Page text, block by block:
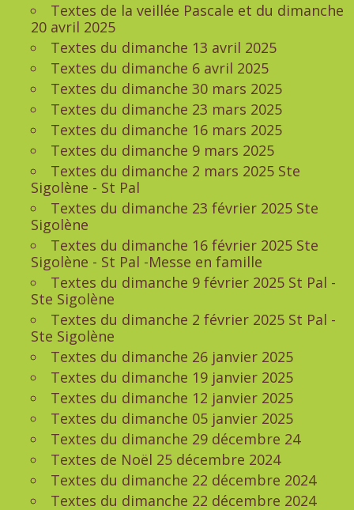
Textes de la veillée Pascale et du dimanche
20 avril 2025
Textes du dimanche 13 avril 2025
Textes du dimanche 6 avril 2025
Textes du dimanche 30 mars 2025
Textes du dimanche 23 mars 2025
Textes du dimanche 16 mars 2025
Textes du dimanche 9 mars 2025
Textes du dimanche 2 mars 2025 Ste
Sigolène - St Pal
Textes du dimanche 23 février 2025 Ste
Sigolène
Textes du dimanche 16 février 2025 Ste
Sigolène - St Pal -Messe en famille
Textes du dimanche 9 février 2025 St Pal -
Ste Sigolène
Textes du dimanche 2 février 2025 St Pal -
Ste Sigolène
Textes du dimanche 26 janvier 2025
Textes du dimanche 19 janvier 2025
Textes du dimanche 12 janvier 2025
Textes du dimanche 05 janvier 2025
Textes du dimanche 29 décembre 24
Textes de Noël 25 décembre 2024
Textes du dimanche 22 décembre 2024
Textes du dimanche 22 décembre 2024